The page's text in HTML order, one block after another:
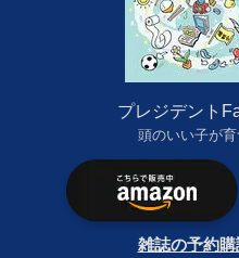
プレジデント
頭のいい子が
雑誌の予約